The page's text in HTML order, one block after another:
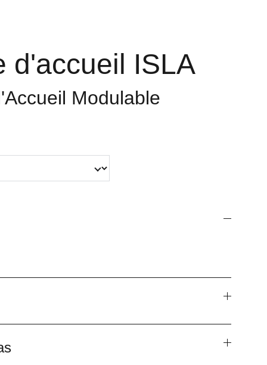
d'accueil ISLA
Modulable